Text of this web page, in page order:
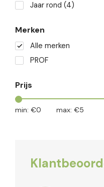
Jaar rond(4)
Merken
Alle merken
PROF
Prijs
min: €0 max: €5